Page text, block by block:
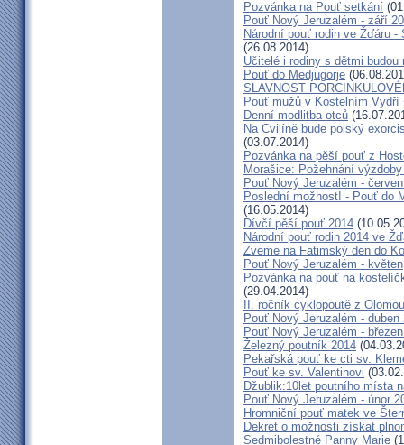
Pozvánka na Pouť setkání
Pouť Nový Jeruzalém - září
Národní pouť rodin ve Žďáru
(26.08.2014)
Učitelé i rodiny s dětmi
Pouť do Medjugorje
SLAVNOST
Pouť mužů v Kostelním Vydří
Denní modlitba otců
Na Cvilíně bude polský
(03.07.2014)
Pozvánka na pěší pouť z
Morašice: Požehnání
Pouť Nový Jeruzalém -
Poslední možnost! - Pouť do
(16.05.2014)
Dívčí pěší pouť 2014
Národní pouť rodin 2014 ve
Zveme na Fatimský den do
Pouť Nový Jeruzalém - květen
Pozvánka na pouť na
(29.04.2014)
II. ročník cyklopoutě z
Pouť Nový Jeruzalém - duben
Pouť Nový Jeruzalém -
Železný poutník 2014
Pekařská pouť ke cti sv.
Pouť ke sv. Valentinovi
Džublik:10let poutního místa
Pouť Nový Jeruzalém - únor
Hromniční pouť matek ve
Dekret o možnosti získat
Sedmibolestné Panny Marie